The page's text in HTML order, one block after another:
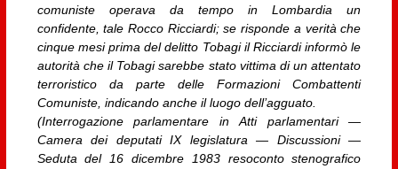
comuniste operava da tempo in Lombardia un
confidente, tale Rocco Ricciardi; se risponde a verità che
cinque mesi prima del delitto Tobagi il Ricciardi informò le
autorità che il Tobagi sarebbe stato vittima di un attentato
terroristico da parte delle Formazioni Combattenti
Comuniste, indicando anche il luogo dell’agguato.
(Interrogazione parlamentare in Atti parlamentari —
Camera dei deputati IX legislatura — Discussioni —
Seduta del 16 dicembre 1983 resoconto stenografico